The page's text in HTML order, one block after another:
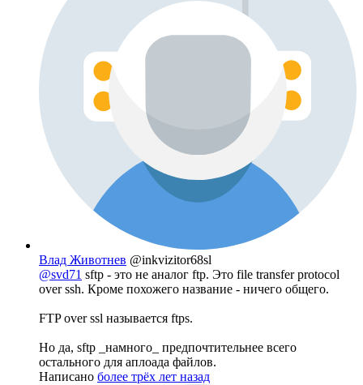
Влад Животнев @inkvizitor68sl
@svd71 sftp - это не аналог ftp. Это file transfer protocol
over ssh. Кроме похожего название - ничего общего.
FTP over ssl называется ftps.
Но да, sftp _намного_ предпочтительнее всего
остального для аплоада файлов.
Написано более трёх лет назад